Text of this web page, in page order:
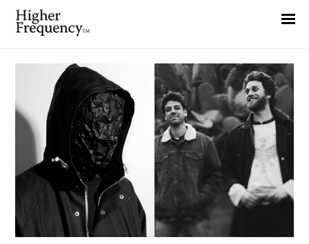
Interview
Highlight
Report